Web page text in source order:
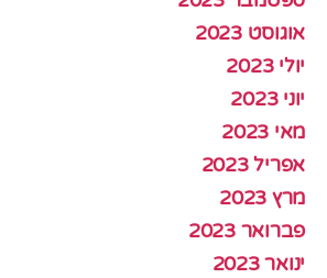
אוגוסט 2023
יולי 2023
יוני 2023
מאי 2023
אפריל 2023
מרץ 2023
פברואר 2023
ינואר 2023